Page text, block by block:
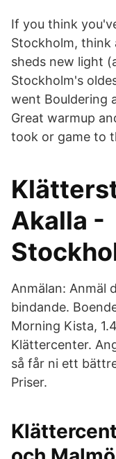
If you think
Stockholm, think
sheds new light
Stockholm's
went Bouldering
Great warmup
took or game to
Akalla -
Anmälan: Anmäl
bindande.
Morning Kista,
Klättercenter.
så får ni ett
Priser.